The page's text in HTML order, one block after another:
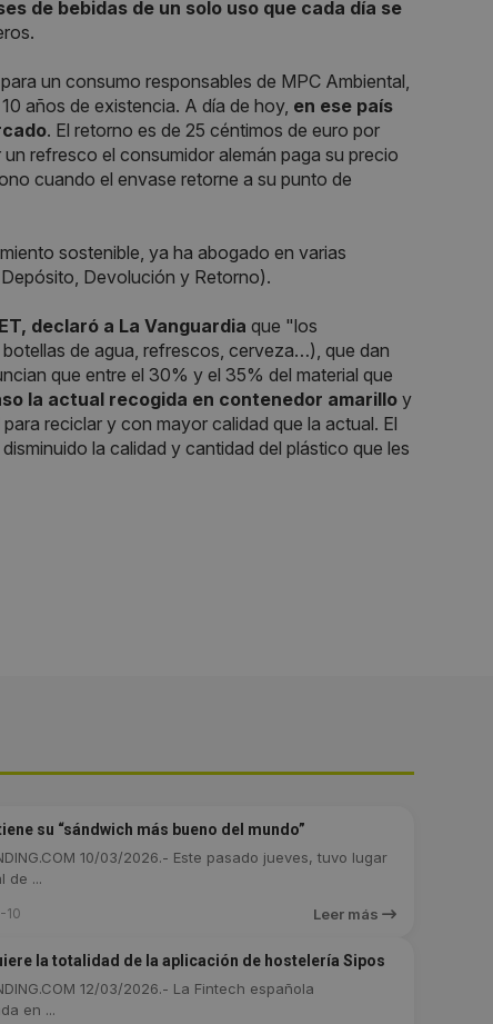
de bebidas de un solo uso que cada día se
un consumo responsables de MPC Ambiental,
años de existencia. A día de hoy, en ese país
. El retorno es de 25 céntimos de euro por
refresco el consumidor alemán paga su precio
cuando el envase retorne a su punto de
sostenible, ya ha abogado en varias
Devolución y Retorno).
declaró a La Vanguardia que "los
de agua, refrescos, cerveza…), que dan
que entre el 30% y el 35% del material que
la actual recogida en contenedor amarillo y
reciclar y con mayor calidad que la actual. El
la calidad y cantidad del plástico que les
su “sándwich más bueno del mundo”
10/03/2026.- Este pasado jueves, tuvo lugar
de ...
10 Leer más
la totalidad de la aplicación de hostelería Sipos
12/03/2026.- La Fintech española
en ...